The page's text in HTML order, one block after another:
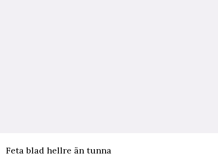
Feta blad hellre än tunna